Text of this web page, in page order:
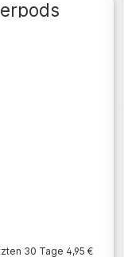
30 Tage 4,95 €